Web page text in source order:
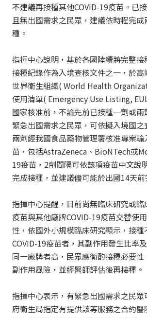
不建議再接種其他COVID-19疫苗。已
且無出國需求之民眾，建議依時程完
種。
指揮中心說明，基於各國陸續將完整接
接種紀錄作為入境查核文件之一，於高
世界衛生組織( World Health
使用清單( Emergency Use Listing,
國家核准前，不論先前已接種一劑或
緊急出國需求之民眾，可依擬入境國
兩劑經我國食品藥物管理署核准專案輸
苗，包括AstraZeneca、BioNTech或
19疫苗，2劑間隔可依該項疫苗中文說
完成接種，並建議儘可能於出國14天前
指揮中心提醒，目前尚無臨床研究或
疫苗與其他廠牌COVID-19疫苗交替使
性，依國外小規模臨床研究顯示，接
COVID-19疫苗者，其副作用發生比率
同一廠牌者高，民眾應衡酌接種必要
副作用風險，並經醫師評估後再接種。
指揮中心表示，有緊急出國需求之民
府衛生局指定有提供該等服務之合約醫